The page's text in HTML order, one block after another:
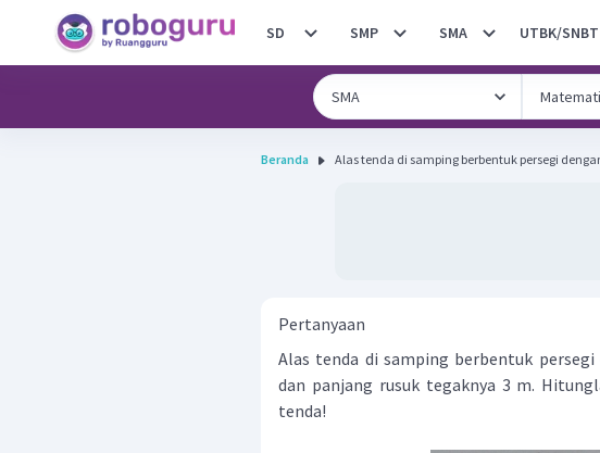
SD SMP SMA UTBK/SNBT
Beranda Alas tenda di samping berbentuk persegi
Pertanyaan
Alas tenda di samping berbentuk
dan panjang rusuk tegaknya 3 m.
tenda!